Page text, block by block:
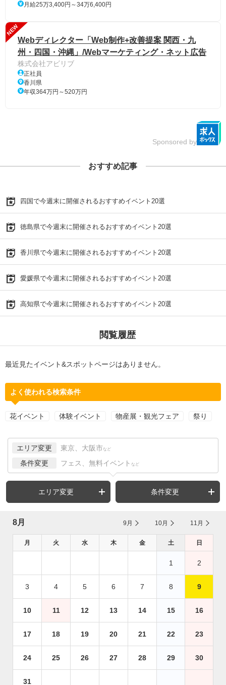
月給25万3,400円～34万6,400円
NEW
Webディレクター「Web制作+改善提案 関西・九
州・四国・沖縄」/Webマーケティング・ネット広告
株式会社アビリブ
正社員
香川県
年収364万円～520万円
Sponsored by
おすすめ記事
四国で今週末に開催されるおすすめイベント20選
徳島県で今週末に開催されるおすすめイベント20選
香川県で今週末に開催されるおすすめイベント20選
愛媛県で今週末に開催されるおすすめイベント20選
高知県で今週末に開催されるおすすめイベント20選
閲覧履歴
最近見たイベント&スポットページはありません。
よく使われる検索条件
花イベント 体験イベント 物産展・観光フェア 祭り
エリア変更 東京、大阪市 など
条件変更 フェス、無料イベント など
エリア変更 条件変更
8月 9月 10月 11月
月 火 水 木 金 土 日
1 2
3 4 5 6 7 8 9
10 11 12 13 14 15 16
17 18 19 20 21 22 23
24 25 26 27 28 29 30
31